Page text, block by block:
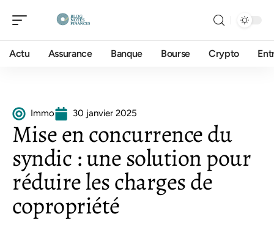
Actu Assurance Banque Bourse Crypto
Immo 30 janvier 2025
Mise en concurrence du
syndic : une solution pour
réduire les charges de
copropriété